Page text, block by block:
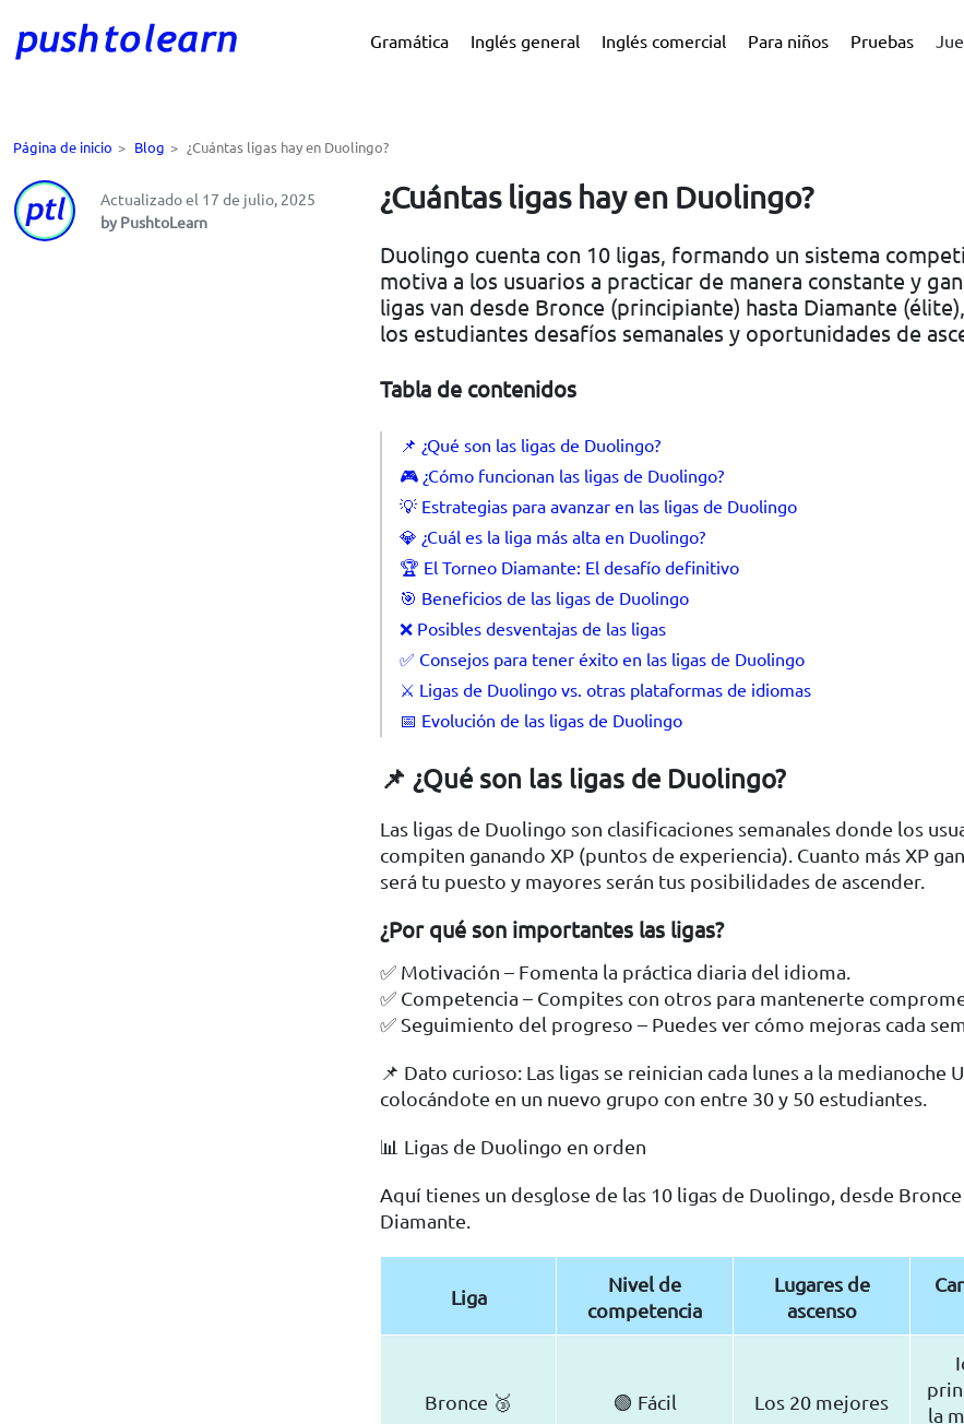
Gramática Inglés general Inglés comercial Para niños Pruebas
Página de inicio > Blog > ¿Cuántas ligas hay en Duolingo?
Actualizado el 17 de julio, 2025
by PushtoLearn
¿Cuántas ligas hay en Duolingo?
Duolingo cuenta con 10 ligas, formando un sistema
motiva a los usuarios a practicar de manera constante y
ligas van desde Bronce (principiante) hasta Diamante
los estudiantes desafíos semanales y oportunidades de
Tabla de contenidos
📌 ¿Qué son las ligas de Duolingo?
🎮 ¿Cómo funcionan las ligas de Duolingo?
💡 Estrategias para avanzar en las ligas de Duolingo
💎 ¿Cuál es la liga más alta en Duolingo?
🏆 El Torneo Diamante: El desafío definitivo
🎯 Beneficios de las ligas de Duolingo
❌ Posibles desventajas de las ligas
✅ Consejos para tener éxito en las ligas de Duolingo
⚔️ Ligas de Duolingo vs. otras plataformas de idiomas
📅 Evolución de las ligas de Duolingo
📌 ¿Qué son las ligas de Duolingo?
Las ligas de Duolingo son clasificaciones semanales donde los
compiten ganando XP (puntos de experiencia). Cuanto más XP
será tu puesto y mayores serán tus posibilidades de ascender.
¿Por qué son importantes las ligas?
✅ Motivación – Fomenta la práctica diaria del idioma.
✅ Competencia – Compites con otros para mantenerte
✅ Seguimiento del progreso – Puedes ver cómo mejoras cada
📌 Dato curioso: Las ligas se reinician cada lunes a la medianoche
colocándote en un nuevo grupo con entre 30 y 50 estudiantes.
📊 Ligas de Duolingo en orden
Aquí tienes un desglose de las 10 ligas de Duolingo, desde Bronce
Diamante.
Liga
Nivel de
competencia
Lugares de
ascenso
Bronce 🥉 🟢 Fácil Los 20 mejores
la